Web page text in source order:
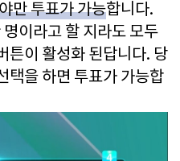
만 투표가 가능합니다.
이라고 할 지라도 모두
튼이 활성화 된답니다. 당
택을 하면 투표가 가능합